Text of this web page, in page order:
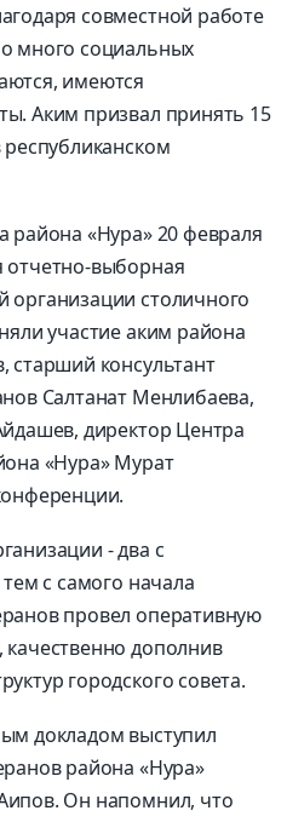
совместной работе
много социальных
имеются
Аким призвал принять 15
района «Нура» 20 февраля
отчетно-выборная
организации столичного
участие аким района
старший консультант
Салтанат Менлибаева,
директор Центра
«Нура» Мурат
- два с
с самого начала
провел оперативную
дополнив
городского совета.
докладом выступил
района «Нура»
Он напомнил, что